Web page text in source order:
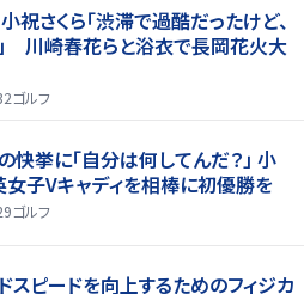
小祝さくら「渋滞で過酷だったけど、
川崎春花らと浴衣で長岡花火大
ゴルフ
快挙に「自分は何してんだ？」 小
子Vキャディを相棒に初優勝を
ゴルフ
ドスピードを向上するためのフィジカ